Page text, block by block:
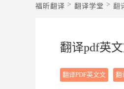
福昕翻译 > 翻译学堂 > 翻
翻译pdf英
翻译PDF英文文
翻